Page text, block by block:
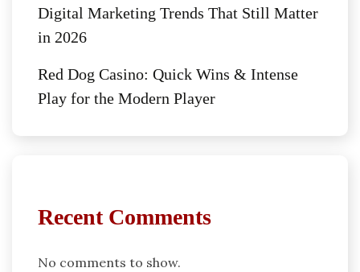
Digital Marketing Trends That Still Matter
in 2026
Red Dog Casino: Quick Wins & Intense
Play for the Modern Player
Recent Comments
No comments to show.